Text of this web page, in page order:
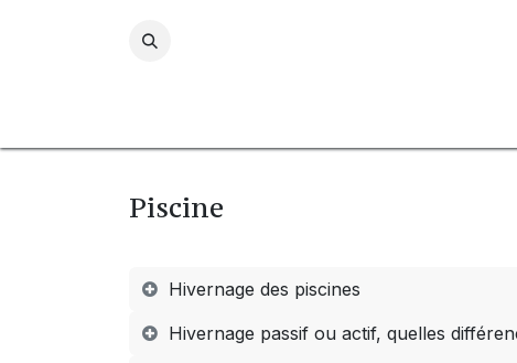
Piscine
Hivernage des piscines
Hivernage passif ou actif, quelles